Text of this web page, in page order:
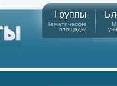
Группы
Тематические
площадки